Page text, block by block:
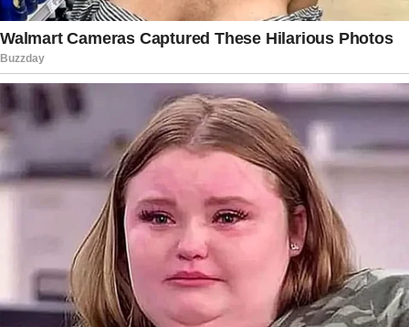
por amor, respeito e companheirismo.